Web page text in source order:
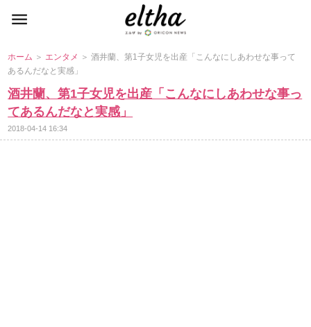
ホーム ＞ エンタメ ＞ 酒井蘭、第1子女児を出産「こんなにしあわせな事って
あるんだなと実感」
酒井蘭、第1子女児を出産「こんなにしあわせな事っ
てあるんだなと実感」
2018-04-14 16:34